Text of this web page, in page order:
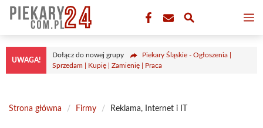
Przejdź
treści
UWAGA!
Dołącz do nowej grupy
Piekary Śląskie - Ogłoszenia |
Sprzedam | Kupię | Zamienię | Praca
Strona główna / Firmy / Reklama, Internet i IT